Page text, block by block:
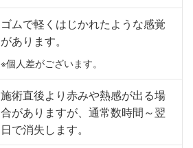
ゴムで軽くはじかれたような感覚
があります。
※個人差がございます。
施術直後より赤みや熱感が出る場
合がありますが、通常数時間～翌
日で消失します。